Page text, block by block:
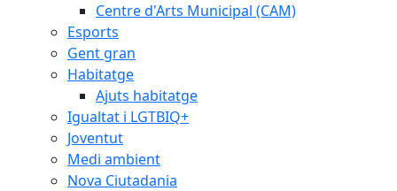
Centre d'Arts Municipal (CAM)
Esports
Gent gran
Habitatge
Ajuts habitatge
Igualtat i LGTBIQ+
Joventut
Medi ambient
Nova Ciutadania